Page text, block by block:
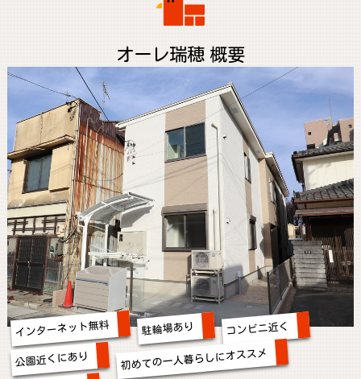
オーレ瑞穂 概要
インターネット無料 駐輪場あり コンビニ近く
公園近くにあり 初めての一人暮らしにオススメ